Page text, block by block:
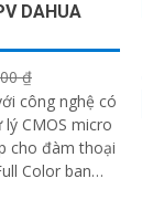
DAHUA
₫
công nghệ có
CMOS micro
cho đàm thoại
Color ban